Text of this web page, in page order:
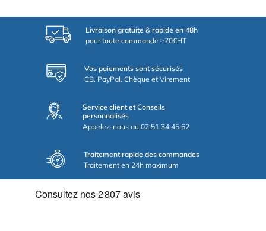
Livraison gratuite & rapide en 48h
pour toute commande ≥70€HT
Vos paiements sont sécurisés
CB, PayPal, Chèque et Virement
Service client et Conseils
personnalisés
Appelez-nous au 02.51.34.45.62
Traitement rapide des commandes
Traitement en 24h maximum